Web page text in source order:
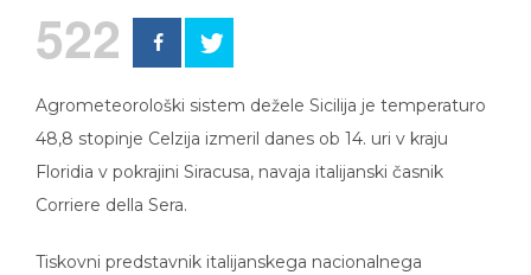
522
Agrometeorološki sistem dežele Sicilija je temperaturo
48,8 stopinje Celzija izmeril danes ob 14. uri v kraju
Floridia v pokrajini Siracusa, navaja italijanski časnik
Corriere della Sera.
Tiskovni predstavnik italijanskega nacionalnega